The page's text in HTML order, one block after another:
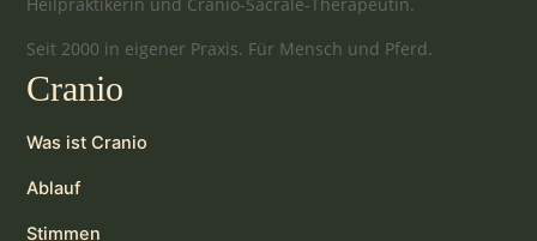
Seit 2000 in eigener Praxis. Für Mensch und Pferd.
Cranio
Was ist Cranio
Ablauf
Stimmen